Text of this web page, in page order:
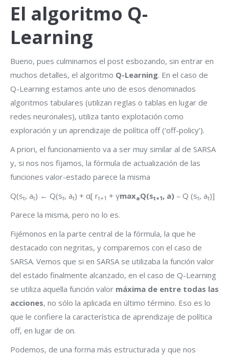
El algoritmo Q-
Learning
Bueno, pues culminamos el post esbozando, sin entrar en
muchos detalles, el algoritmo Q-Learning. En el caso de
Q-Learning estamos ante uno de esos denominados
algoritmos tabulares (utilizan reglas o tablas en lugar de
redes neuronales), utiliza tanto explotación como
exploración y un aprendizaje de política off (‘off-policy’).
A priori, el funcionamiento va a ser muy similar al de SARSA
y, si nos nos fijamos, la fórmula de actualización de las
funciones valor-estado parece la misma
Q(st, at) ← Q(st, at) + α[ rt+1 + γmaxaQ(st+1, a) – Q (st, at)]
Parece la misma, pero no lo es.
Fijémonos en la parte central de la fórmula, la que he
destacado con negritas, y comparemos con el caso de
SARSA. Vemos que si en SARSA se utilizaba la función valor
del estado finalmente alcanzado, en el caso de Q-Learning
se utiliza aquella función valor máxima de entre todas las
acciones, no sólo la aplicada en último término. Eso es lo
que le confiere la característica de aprendizaje de política
off, en lugar de on.
Podemos, de una forma más estructurada y que nos